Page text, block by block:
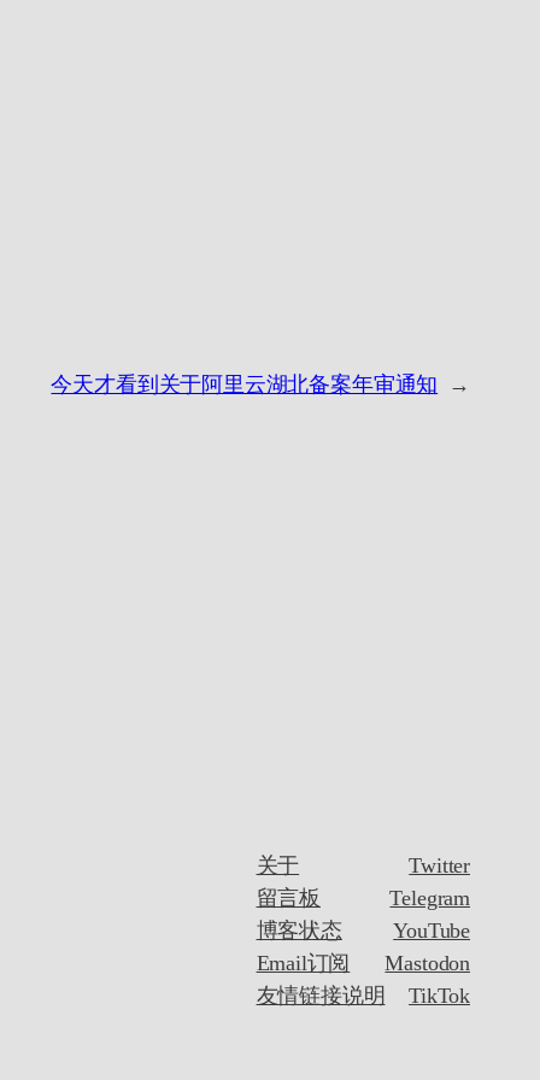
今天才看到关于阿里云湖北备案年审通知 →
关于
留言板
博客状态
Email订阅
友情链接说明
Twitter
Telegram
YouTube
Mastodon
TikTok